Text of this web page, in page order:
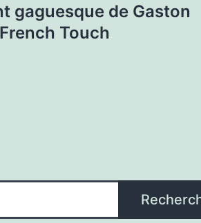
gaguesque de Gaston
Touch